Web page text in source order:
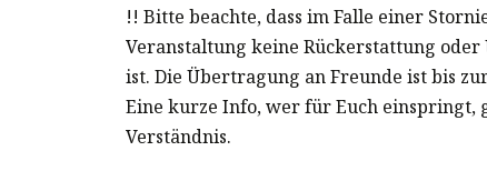
!! Bitte beachte, dass im Falle einer
Veranstaltung keine Rückerstattung
ist. Die Übertragung an Freunde ist bis
Eine kurze Info, wer für Euch einspringt,
Verständnis.